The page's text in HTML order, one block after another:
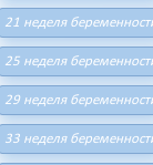
21 неделя
25 неделя
29 неделя
33 неделя